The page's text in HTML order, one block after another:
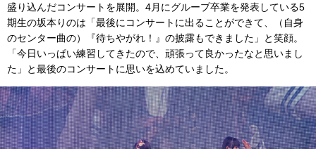
盛り込んだコンサートを展開。4月にグループ卒業を発表している5
期生の坂本りのは「最後にコンサートに出ることができて、（自身
のセンター曲の）『待ちやがれ！』の披露もできました」と笑顔。
「今日いっぱい練習してきたので、頑張って良かったなと思いまし
た」と最後のコンサートに思いを込めていました。